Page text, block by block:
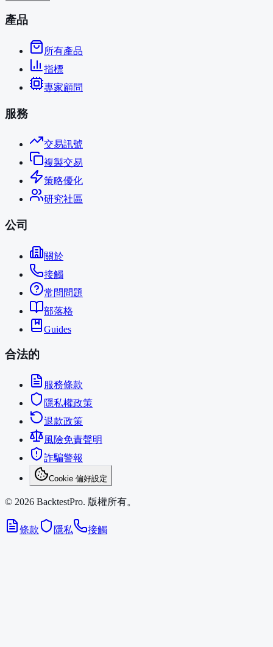
產品
所有產品
指標
專家顧問
服務
交易訊號
複製交易
策略優化
研究社區
公司
關於
接觸
常問問題
部落格
Guides
合法的
服務條款
隱私權政策
退款政策
風險免責聲明
詐騙警報
Cookie 偏好設定
© 2026 BacktestPro. 版權所有。
條款 隱私 接觸